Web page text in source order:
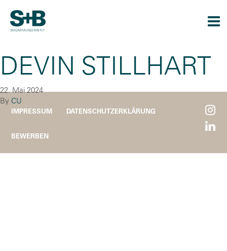
DEVIN STILLHART
22. Mai 2024
By CU
IMPRESSUM DATENSCHUTZERKLÄRUNG
BEWERBEN